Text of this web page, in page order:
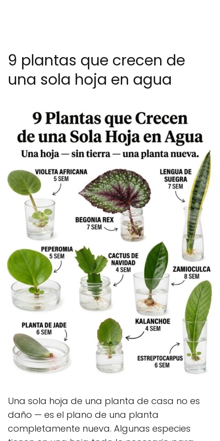
9 plantas que crecen de
una sola hoja en agua
Una sola hoja de una planta de casa no es
daño — es el plano de una planta
completamente nueva. Algunas especies